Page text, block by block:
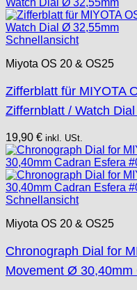
Schnellansicht
Miyota OS 20 & OS25
Zifferblatt für MIYOTA
Ziffernblatt / Watch
19,90 € inkl. USt.
Schnellansicht
Miyota OS 20 & OS25
Chronograph Dial for
Movement Ø 30,40mm